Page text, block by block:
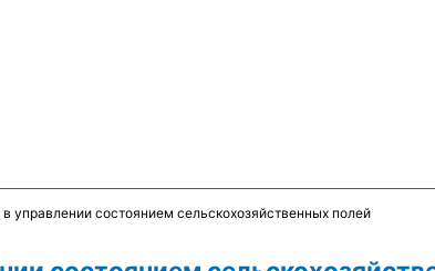
управлении состоянием сельскохозяйственных полей